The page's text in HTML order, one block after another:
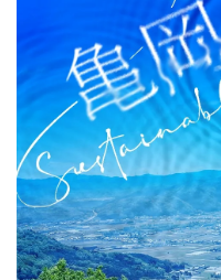
プライバシーポリシー
お問い合わせ
運営会社
トラベルライター募集